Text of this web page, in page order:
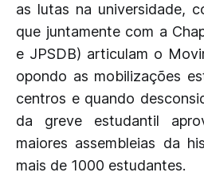
as lutas na universidade,
que juntamente com a
e JPSDB) articulam o
opondo as mobilizações
centros e quando
da greve estudantil
maiores assembleias da
mais de 1000 estudantes.